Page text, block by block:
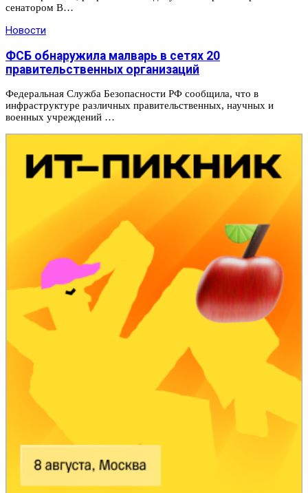
сенатором В…
Новости
ФСБ обнаружила малварь в сетях 20
правительственных организаций
Федеральная Служба Безопасности РФ сообщила, что в
инфраструктуре различных правительственных, научных и
военных учреждений …